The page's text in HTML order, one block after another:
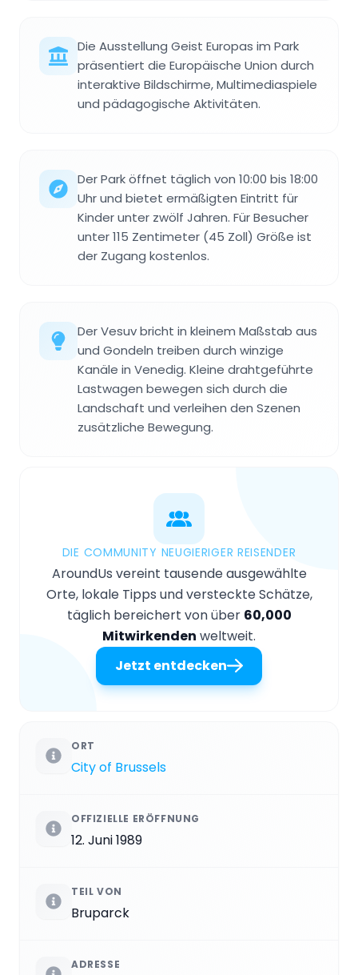
Die Ausstellung Geist Europas im Park
präsentiert die Europäische Union durch
interaktive Bildschirme, Multimediaspiele
und pädagogische Aktivitäten.
Der Park öffnet täglich von 10:00 bis 18:00
Uhr und bietet ermäßigten Eintritt für
Kinder unter zwölf Jahren. Für Besucher
unter 115 Zentimeter (45 Zoll) Größe ist
der Zugang kostenlos.
Der Vesuv bricht in kleinem Maßstab aus
und Gondeln treiben durch winzige
Kanäle in Venedig. Kleine drahtgeführte
Lastwagen bewegen sich durch die
Landschaft und verleihen den Szenen
zusätzliche Bewegung.
DIE COMMUNITY NEUGIERIGER REISENDER
AroundUs vereint tausende ausgewählte
Orte, lokale Tipps und versteckte Schätze,
täglich bereichert von über 60,000
Mitwirkenden weltweit.
Jetzt entdecken
ORT
City of Brussels
OFFIZIELLE ERÖFFNUNG
12. Juni 1989
TEIL VON
Bruparck
ADRESSE